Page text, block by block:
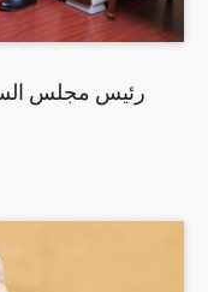
رئيس مجلس